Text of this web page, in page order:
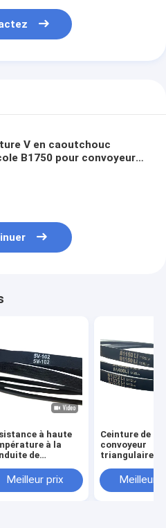
V en caoutchouc
B1750 pour convoyeur
à haute
à la
de
résister à la
Meilleur prix
Ceinture de
convoyeur
triangulaire en
industriel et
Meilleur